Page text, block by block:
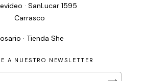
· SanLucar 1595
Carrasco
· Tienda She
A NUESTRO NEWSLETTER